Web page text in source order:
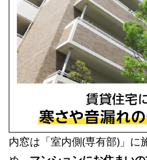
内窓は「室内側(専有部)」に